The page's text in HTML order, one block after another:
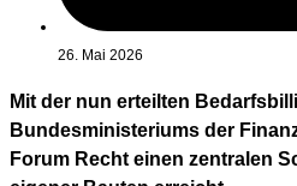
26. Mai 2026
Mit der nun erteilten
Bundesministeriums der
Forum Recht einen zentralen